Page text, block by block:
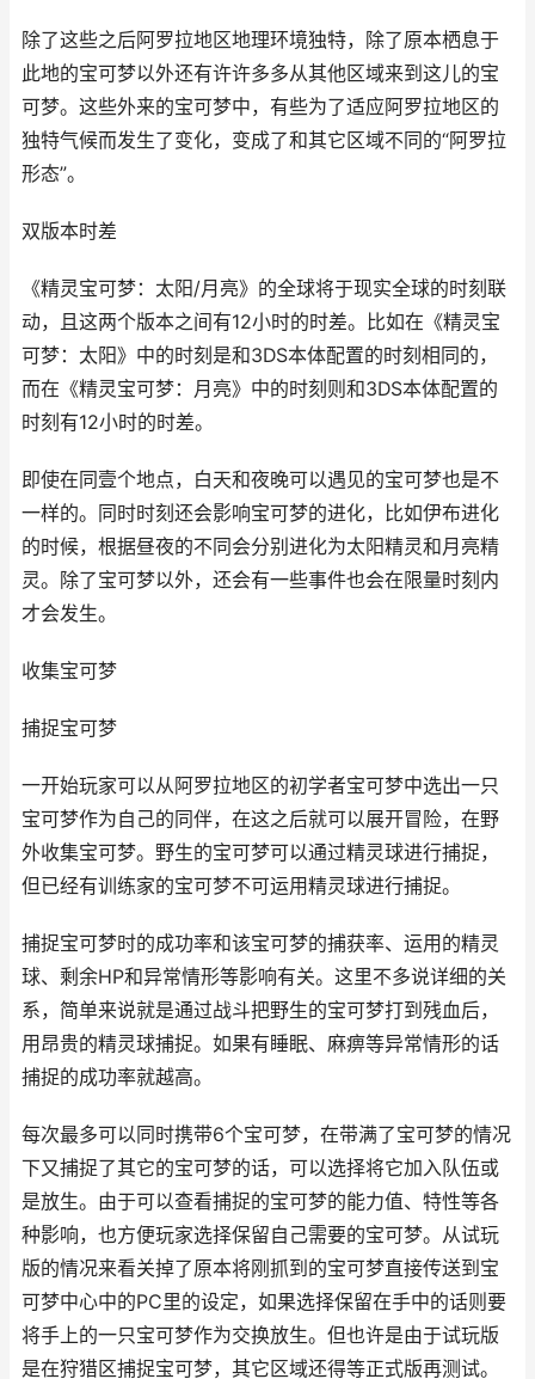
除了这些之后阿罗拉地区地理环境独特，除了原本栖息于
此地的宝可梦以外还有许许多多从其他区域来到这儿的宝
可梦。这些外来的宝可梦中，有些为了适应阿罗拉地区的
独特气候而发生了变化，变成了和其它区域不同的“阿罗拉
形态”。
双版本时差
《精灵宝可梦：太阳/月亮》的全球将于现实全球的时刻联
动，且这两个版本之间有12小时的时差。比如在《精灵宝
可梦：太阳》中的时刻是和3DS本体配置的时刻相同的，
而在《精灵宝可梦：月亮》中的时刻则和3DS本体配置的
时刻有12小时的时差。
即使在同壹个地点，白天和夜晚可以遇见的宝可梦也是不
一样的。同时时刻还会影响宝可梦的进化，比如伊布进化
的时候，根据昼夜的不同会分别进化为太阳精灵和月亮精
灵。除了宝可梦以外，还会有一些事件也会在限量时刻内
才会发生。
收集宝可梦
捕捉宝可梦
一开始玩家可以从阿罗拉地区的初学者宝可梦中选出一只
宝可梦作为自己的同伴，在这之后就可以展开冒险，在野
外收集宝可梦。野生的宝可梦可以通过精灵球进行捕捉，
但已经有训练家的宝可梦不可运用精灵球进行捕捉。
捕捉宝可梦时的成功率和该宝可梦的捕获率、运用的精灵
球、剩余HP和异常情形等影响有关。这里不多说详细的关
系，简单来说就是通过战斗把野生的宝可梦打到残血后，
用昂贵的精灵球捕捉。如果有睡眠、麻痹等异常情形的话
捕捉的成功率就越高。
每次最多可以同时携带6个宝可梦，在带满了宝可梦的情况
下又捕捉了其它的宝可梦的话，可以选择将它加入队伍或
是放生。由于可以查看捕捉的宝可梦的能力值、特性等各
种影响，也方便玩家选择保留自己需要的宝可梦。从试玩
版的情况来看关掉了原本将刚抓到的宝可梦直接传送到宝
可梦中心中的PC里的设定，如果选择保留在手中的话则要
将手上的一只宝可梦作为交换放生。但也许是由于试玩版
是在狩猎区捕捉宝可梦，其它区域还得等正式版再测试。